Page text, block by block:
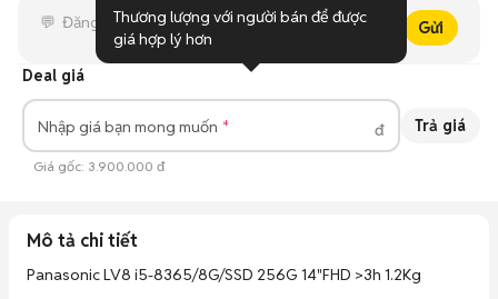
Gửi
Deal giá
Nhập giá bạn mong muốn đ Trả giá
Giá gốc: 3.900.000 đ
Mô tả chi tiết
Panasonic LV8 i5-8365/8G/SSD 256G 14"FHD >3h 1.2Kg
Thương lượng với người bán để được
giá hợp lý hơn